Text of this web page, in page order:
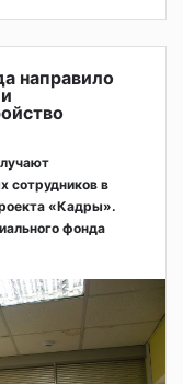
направило
сотрудников в
«Кадры».
фонда